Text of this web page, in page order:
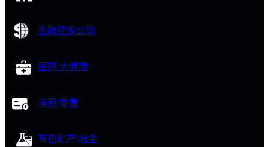
金融控股公司
医药/大健康
消费/零售
有色矿产/冶金